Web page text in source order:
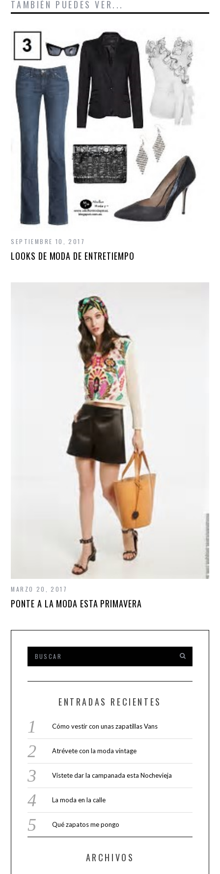
TAMBIÉN PUEDES VER...
SEPTIEMBRE 10, 2017
LOOKS DE MODA DE ENTRETIEMPO
MARZO 20, 2017
PONTE A LA MODA ESTA PRIMAVERA
ENTRADAS RECIENTES
Cómo vestir con unas zapatillas Vans
Atrévete con la moda vintage
Vístete dar la campanada esta Nochevieja
La moda en la calle
Qué zapatos me pongo
ARCHIVOS